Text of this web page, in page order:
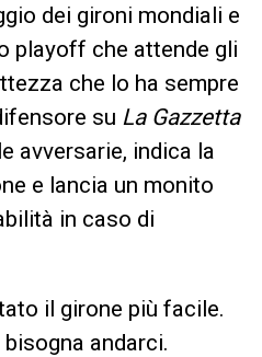
dei gironi mondiali e
playoff che attende gli
che lo ha sempre
su La Gazzetta
avversarie, indica la
e lancia un monito
in caso di
il girone più facile.
andarci.